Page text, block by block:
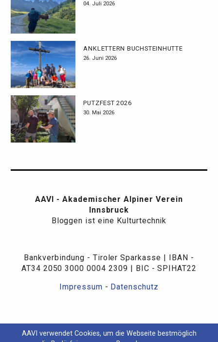
04. Juli 2026
ANKLETTERN BUCHSTEINHÜTTE
26. Juni 2026
PUTZFEST 2026
30. Mai 2026
AAVI - Akademischer Alpiner Verein
Innsbruck
Bloggen ist eine Kulturtechnik
Bankverbindung - Tiroler Sparkasse | IBAN -
AT34 2050 3000 0004 2309 | BIC - SPIHAT22
Impressum - Datenschutz
AAVI verwendet Cookies, um die Webseite bestmöglich